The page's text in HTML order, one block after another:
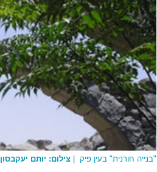
"בנייה חורנית" בעין פיק |צילום: יותם יעקבסון